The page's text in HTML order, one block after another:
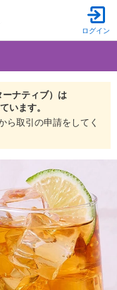
ログイン
ナティブ）は
います。
ら取引の申請をしてく